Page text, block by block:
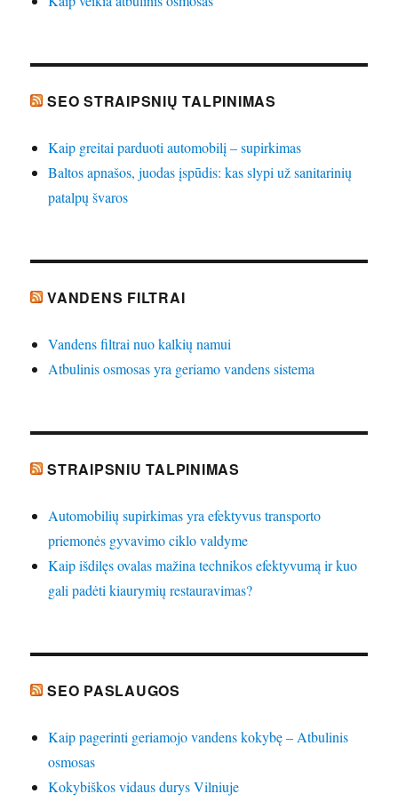
SEO STRAIPSNIŲ TALPINIMAS
Kaip greitai parduoti automobilį – supirkimas
Baltos apnašos, juodas įspūdis: kas slypi už sanitarinių
patalpų švaros
VANDENS FILTRAI
Vandens filtrai nuo kalkių namui
Atbulinis osmosas yra geriamo vandens sistema
STRAIPSNIU TALPINIMAS
Automobilių supirkimas yra efektyvus transporto
priemonės gyvavimo ciklo valdyme
Kaip išdilęs ovalas mažina technikos efektyvumą ir kuo
gali padėti kiaurymių restauravimas?
SEO PASLAUGOS
Kaip pagerinti geriamojo vandens kokybę – Atbulinis
osmosas
Kokybiškos vidaus durys Vilniuje